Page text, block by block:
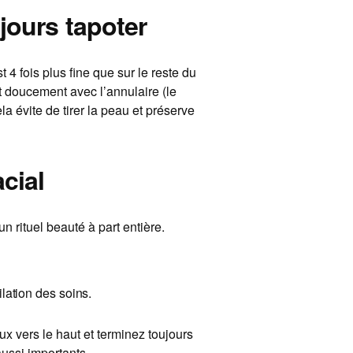
tapoter
4 fois plus fine que sur le reste du
avec l’annulaire (le
évite de tirer la peau et préserve
rituel beauté à part entière.
des soins.
vers le haut et terminez toujours